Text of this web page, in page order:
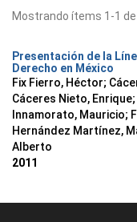
Mostrando ítems 1-1 de
Presentación de la
Derecho en México
Fix Fierro, Héctor;
Cáceres Nieto, Enrique;
Innamorato, Mauricio;
Hernández Martínez,
Alberto
2011